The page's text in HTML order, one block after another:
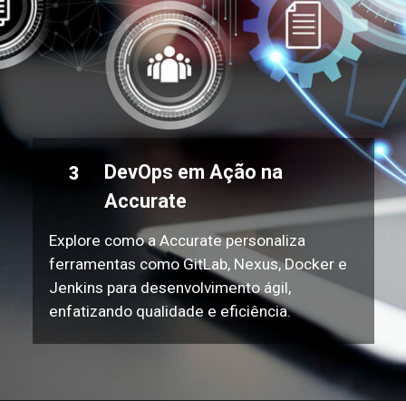
DevOps em Ação na
Accurate
Explore como a Accurate personaliza
ferramentas como GitLab, Nexus, Docker e
Jenkins para desenvolvimento ágil,
enfatizando qualidade e eficiência.
3